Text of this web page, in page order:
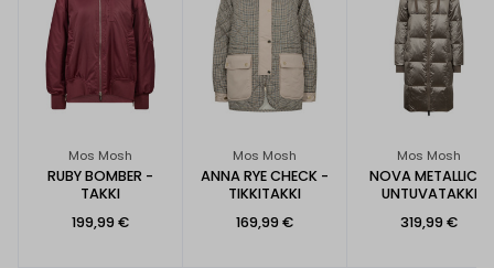
Mos Mosh
RUBY BOMBER -
TAKKI
199,99 €
Mos Mosh
ANNA RYE CHECK -
TIKKITAKKI
169,99 €
Mos Mosh
NOVA METALLIC -
UNTUVATAKKI
319,99 €